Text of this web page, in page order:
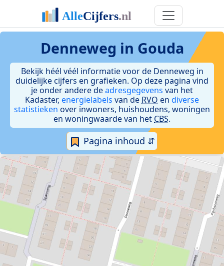
Denneweg in Gouda
Bekijk héél véél informatie voor de Denneweg in
duidelijke cijfers en grafieken. Op deze pagina vind
je onder andere deadresgegevens van het
Kadaster, energielabels van de RVO en diverse
statistieken over inwoners, huishoudens, woningen
en woningwaarde van het CBS.
Pagina inhoud ⇵